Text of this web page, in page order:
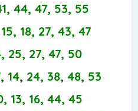
44, 47, 53, 55
18, 27, 43, 47
25, 27, 47, 50
14, 24, 38, 48, 53
13, 16, 44, 45